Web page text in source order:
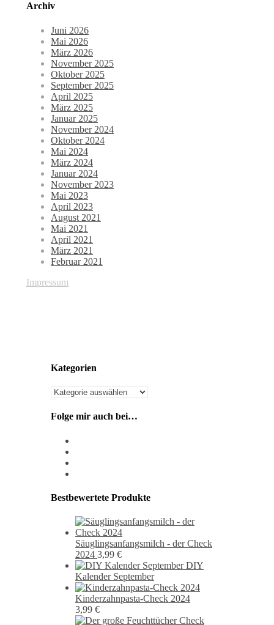
Archiv
Juni 2026
Mai 2026
März 2026
November 2025
Oktober 2025
September 2025
April 2025
März 2025
Januar 2025
November 2024
Oktober 2024
Mai 2024
März 2024
Januar 2024
November 2023
Mai 2023
April 2023
August 2021
Mai 2021
April 2021
März 2021
Februar 2021
Impressum
Kategorien
Kategorien
Folge mir auch bei…
Bestbewertete Produkte
Säuglingsanfangsmilch - der Check
2024 3,99 €
DIY
Kalender September
Kinderzahnpasta-Check 2024
3,99 €